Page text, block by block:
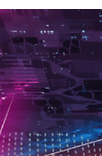
바 손님까지 다양한 손님층이 형성되어 있어
유흥알바 수요도
흥알바가이드 특
널), 쌍용동 을 중
있습니다. 천안유
보는 시간입니다.
인 특징 천안 유
종류가 다양하고
점입니다. 대형 고